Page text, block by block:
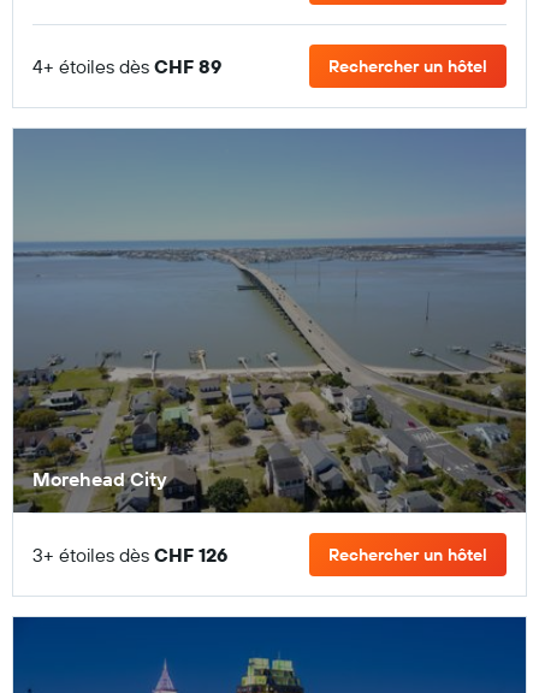
4+ étoiles dès CHF 89 Rechercher un hôtel
Morehead City
3+ étoiles dès CHF 126 Rechercher un hôtel